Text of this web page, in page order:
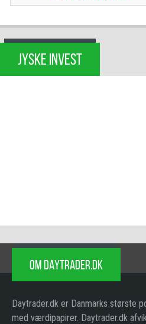
JYSKE INVEST
OM DAYTRADER.DK
Daytrader.dk er Danmarks største
med værdipapirer. Daytrader.dk